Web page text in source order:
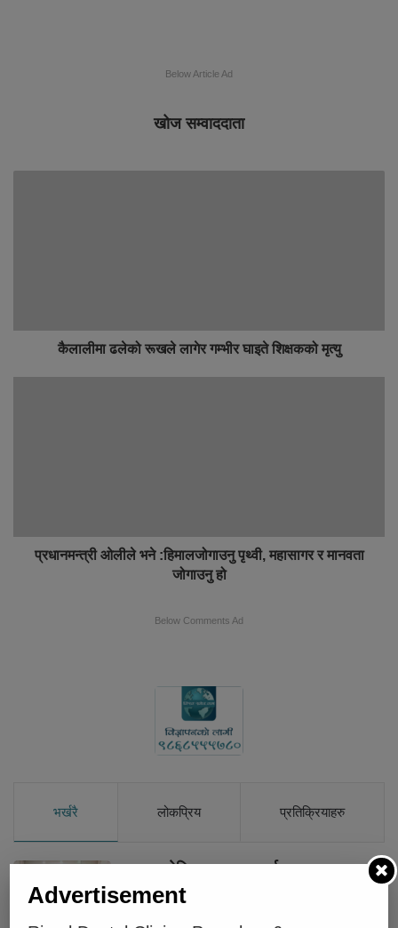
Below Article Ad
खोज सम्वाददाता
कैलालीमा ढलेको रूखले लागेर गम्भीर घाइते शिक्षकको मृत्यु
प्रधानमन्त्री ओलीले भने :हिमालजोगाउनु पृथ्वी, महासागर र मानवता
जोगाउनु हो
Below Comments Ad
भर्खरै लोकप्रिय प्रतिक्रियाहरु
चार प्रादेशिक अस्पताललाई दशरथचन्द
स्वास्थ्य विज्ञान विश्वविद्यालयको शिक्षण
अस्पताल बनाइने
Advertisement